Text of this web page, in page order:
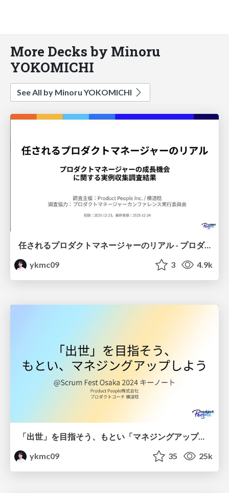
More Decks by Minoru
YOKOMICHI
See All by Minoru YOKOMICHI
任されるプロダクトマネージャーのリアル - プロダクトマネージャーの成長機会 に関する実例収集調査結果
ykmc09
3 4.9k
「出世」を目指そう、もとい「マネジングアップ」しよう / Managing Up
ykmc09
35 25k